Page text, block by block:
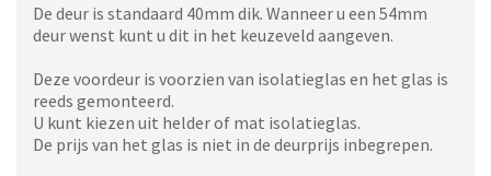
De deur is standaard 40mm dik. Wanneer u een 54mm
deur wenst kunt u dit in het keuzeveld aangeven.
Deze voordeur is voorzien van isolatieglas en het glas is
reeds gemonteerd.
U kunt kiezen uit helder of mat isolatieglas.
De prijs van het glas is niet in de deurprijs inbegrepen.